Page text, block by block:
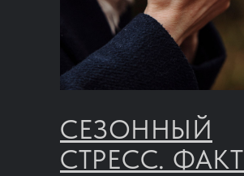
СЕЗОННЫЙ
СТРЕСС.